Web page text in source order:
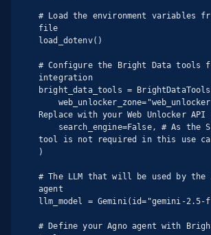
# Load the environment variables
file
load_dotenv()
# Configure the Bright Data tools
integration
bright_data_tools =
Replace with your Web Unlocker API
tool is not required in this use
)
# The LLM that will be used by the
agent
llm_model = Gemini(id="gemini-2.5-
# Define your Agno agent with